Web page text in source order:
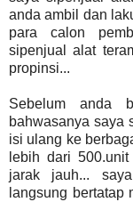
anda ambil dan
para calon
sipenjual alat
propinsi...
Sebelum anda
bahwasanya saya
isi ulang ke
lebih dari
jarak jauh...
langsung bertatap